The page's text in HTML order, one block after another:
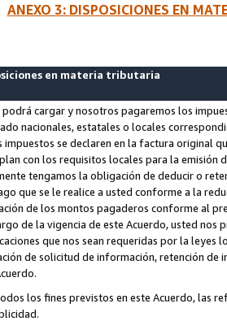
ANEXO 3: DISPOSICIONES EN
en materia tributaria
podrá cargar y nosotros pagaremos los
nacionales, estatales o locales
impuestos se declaren en la factura original
con los requisitos locales para la emisión
tengamos la obligación de deducir o
que se le realice a usted conforme a la
de los montos pagaderos conforme al
de la vigencia de este Acuerdo, usted
que nos sean requeridas por la leyes
de solicitud de información, retención de
los fines previstos en este Acuerdo, las